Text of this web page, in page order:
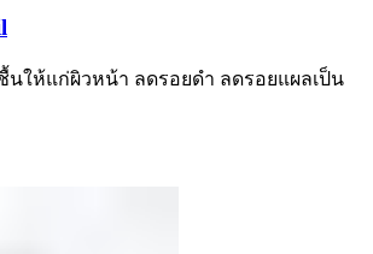
ให้แก่ผิวหน้า ลดรอยดำ ลดรอยแผลเป็น